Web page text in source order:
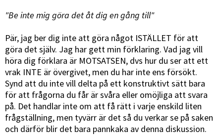
"Be inte mig göra det åt dig en gång till"
Pär, jag ber dig inte att göra något ISTÄLLET för att
göra det själv. Jag har gett min förklaring. Vad jag vill
höra dig förklara är MOTSATSEN, dvs hur du ser att ett
vrak INTE är övergivet, men du har inte ens försökt.
Synd att du inte vill delta på ett konstruktivt sätt bara
för att frågorna du får är svåra eller omöjliga att svara
på. Det handlar inte om att få rätt i varje enskild liten
frågställning, men tyvärr är det så du verkar se på saken
och därför blir det bara pannkaka av denna diskussion.